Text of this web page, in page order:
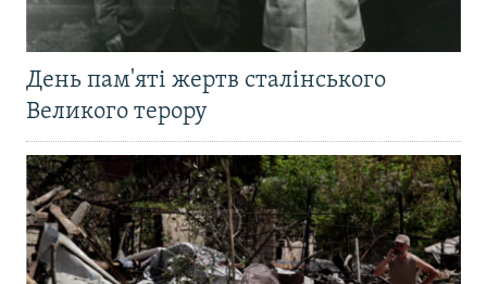
День пам'яті жертв сталінського
Великого терору